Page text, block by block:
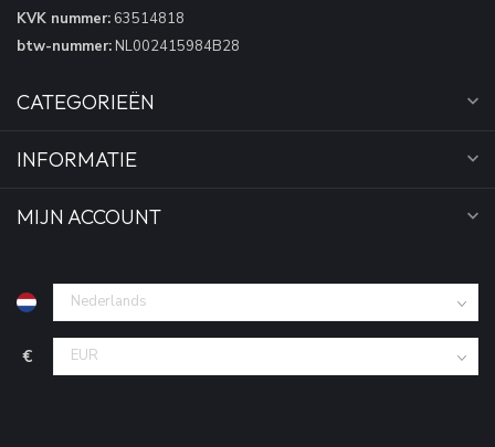
KVK nummer: 63514818
btw-nummer: NL002415984B28
CATEGORIEËN
INFORMATIE
MIJN ACCOUNT
€